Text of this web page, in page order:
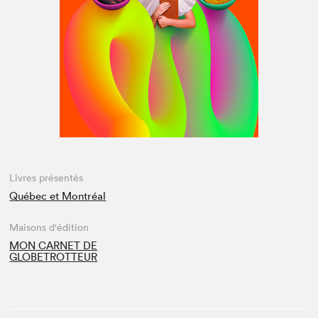
Espace médias
Livres présentés
Québec et Montréal
Maisons d'édition
MON CARNET DE
GLOBETROTTEUR